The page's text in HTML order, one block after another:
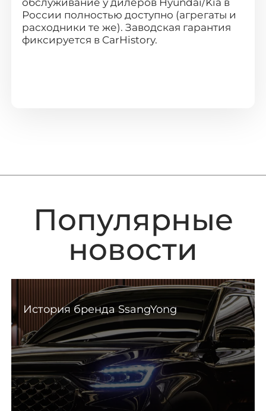
России полностью доступно (агрегаты и
расходники те же). Заводская гарантия
фиксируется в CarHistory.
Популярные
новости
История бренда SsangYong